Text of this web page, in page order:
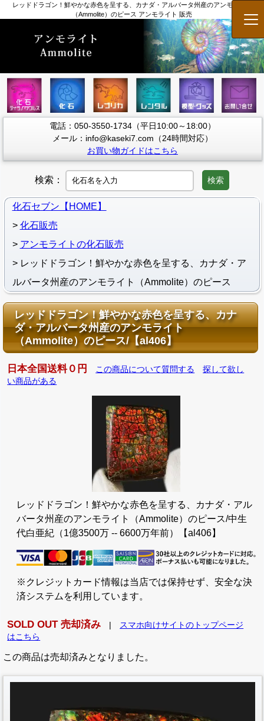
レッドドラゴン！鮮やかな赤色を呈する、カナダ・アルバータ州産のアンモライト
（Ammolite）のピース アンモライト 販売
メ
電話：050-3550-1734（平日10:00～18:00）
メール：info@kaseki7.com（24時間対応）
お買い物ガイドはこちら
検索： 検索
化石セブン【HOME】
化石販売
アンモライトの化石販売
レッドドラゴン！鮮やかな赤色を呈する、カナダ・ア
ルバータ州産のアンモライト（Ammolite）のピース
レッドドラゴン！鮮やかな赤色を呈する、カナ
ダ・アルバータ州産のアンモライト
（Ammolite）のピース/【al406】
日本全国送料０円 この商品について質問する
探して欲し
い商品がある
レッドドラゴン！鮮やかな赤色を呈する、カナダ・アル
バータ州産のアンモライト（Ammolite）のピース/中生
代白亜紀（1億3500万 -- 6600万年前）【al406】
※クレジットカード情報は当店では保持せず、安全な決
済システムを利用しています。
SOLD OUT 売却済み
スマホ向けサイトのトップページ
はこちら
この商品は売却済みとなりました。